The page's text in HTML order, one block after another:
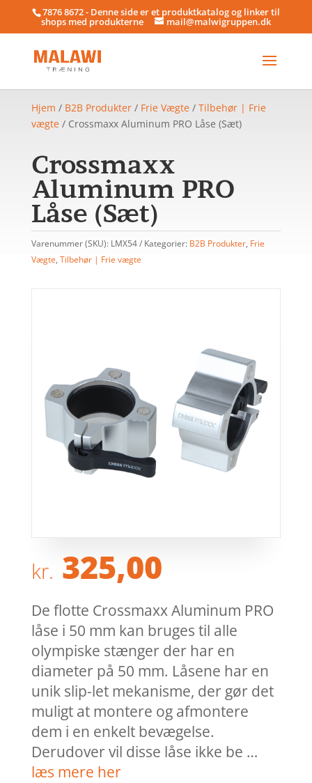
7876 8672 - Denne side er et produktkatalog og linker til
shops med produkterne mail@malwigruppen.dk
Hjem / B2B Produkter/ Frie Vægte/ Tilbehør | Frie
vægte/ Crossmaxx Aluminum PRO Låse (Sæt)
Crossmaxx
Aluminum PRO
Låse (Sæt)
Varenummer (SKU): LMX54 Kategorier: B2B Produkter, Frie
Vægte, Tilbehør | Frie vægte
kr. 325,00
De flotte Crossmaxx Aluminum PRO
låse i 50 mm kan bruges til alle
olympiske stænger der har en
diameter på 50 mm. Låsene har en
unik slip-let mekanisme, der gør det
muligt at montere og afmontere
dem i en enkelt bevægelse.
Derudover vil disse låse ikke be …
læs mere her